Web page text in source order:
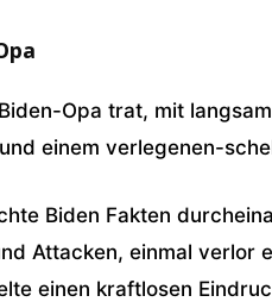
Opa trat, mit
einem verlegenen-
Biden Fakten
Attacken, einmal verlor
einen kraftlosen